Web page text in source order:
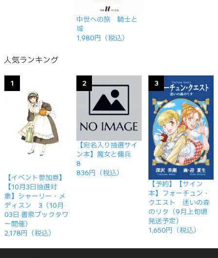
中世への旅 騎士と
城
1,980円（税込）
人気ランキング
1
【イベント参加券】
【10月3日抽選対
象】シャーリー・メ
ディスン 3（10月
03日 書泉ブックタワ
ー開催）
2,178円（税込）
2
【宛名入り抽選サイ
ン本】魔女と傭兵
8
836円（税込）
3
【予約】【サイン
本】フォーチュン・
クエスト 迷いの森
のリタ（9月上旬頃
発送予定）
1,650円（税込）